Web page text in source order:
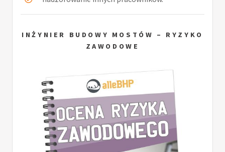
INŻYNIER BUDOWY MOSTÓW – RYZYKO
ZAWODOWE